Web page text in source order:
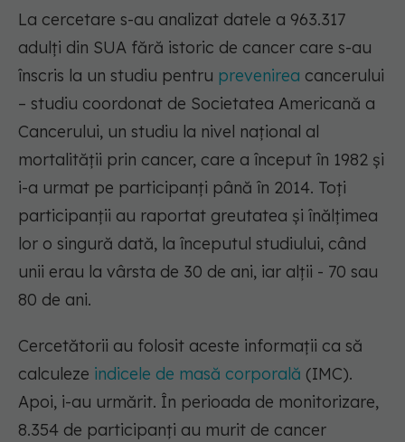
La cercetare s-au analizat datele a 963.317
adulți din SUA fără istoric de cancer care s-au
înscris la un studiu pentru prevenirea cancerului
– studiu coordonat de Societatea Americană a
Cancerului, un studiu la nivel național al
mortalității prin cancer, care a început în 1982 și
i-a urmat pe participanți până în 2014. Toți
participanții au raportat greutatea și înălțimea
lor o singură dată, la începutul studiului, când
unii erau la vârsta de 30 de ani, iar alții - 70 sau
80 de ani.
Cercetătorii au folosit aceste informații ca să
calculeze indicele de masă corporală (IMC).
Apoi, i-au urmărit. În perioada de monitorizare,
8.354 de participanți au murit de cancer